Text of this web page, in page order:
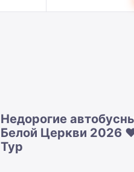
Недорогие
Белой Церкви 2026
Тур